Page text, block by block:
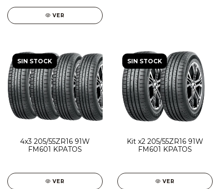
VER
SIN STOCK
4x3 205/55ZR16 91W
FM601 KPATOS
VER
SIN STOCK
Kit x2 205/55ZR16 91W
FM601 KPATOS
VER